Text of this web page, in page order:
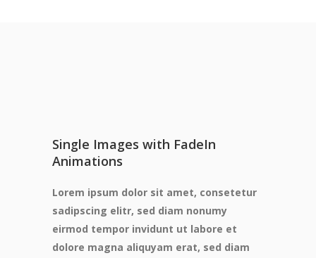
Single Images with FadeIn
Animations
Lorem ipsum dolor sit amet, consetetur
sadipscing elitr, sed diam nonumy
eirmod tempor invidunt ut labore et
dolore magna aliquyam erat, sed diam